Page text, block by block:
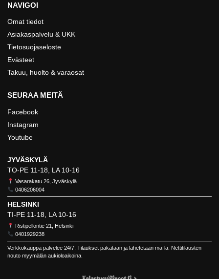
NAVIGOI
Omat tiedot
Asiakaspalvelu & UKK
Tietosuojaseloste
Evästeet
Takuu, huolto & varaosat
SEURAA MEITÄ
Facebook
Instagram
Youtube
JYVÄSKYLÄ
TO-PE 11-18, LA 10-16
Vasarakatu 26, Jyväskylä
0406206004
HELSINKI
TI-PE 11-18, LA 10-16
Ristipellontie 21, Helsinki
0401929238
Verkkokauppa palvelee 24/7. Tilaukset pakataan ja lähetetään ma-la. Nettitilausten
nouto myymälän aukioloaikoina.